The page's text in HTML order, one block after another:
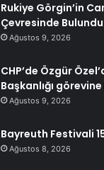
Rukiye Görgin’in
Çevresinde Bulundu
Ağustos 9, 2026
CHP’de Özgür
Başkanlığı
Ağustos 9, 2026
Bayreuth Festivali
Ağustos 8, 2026